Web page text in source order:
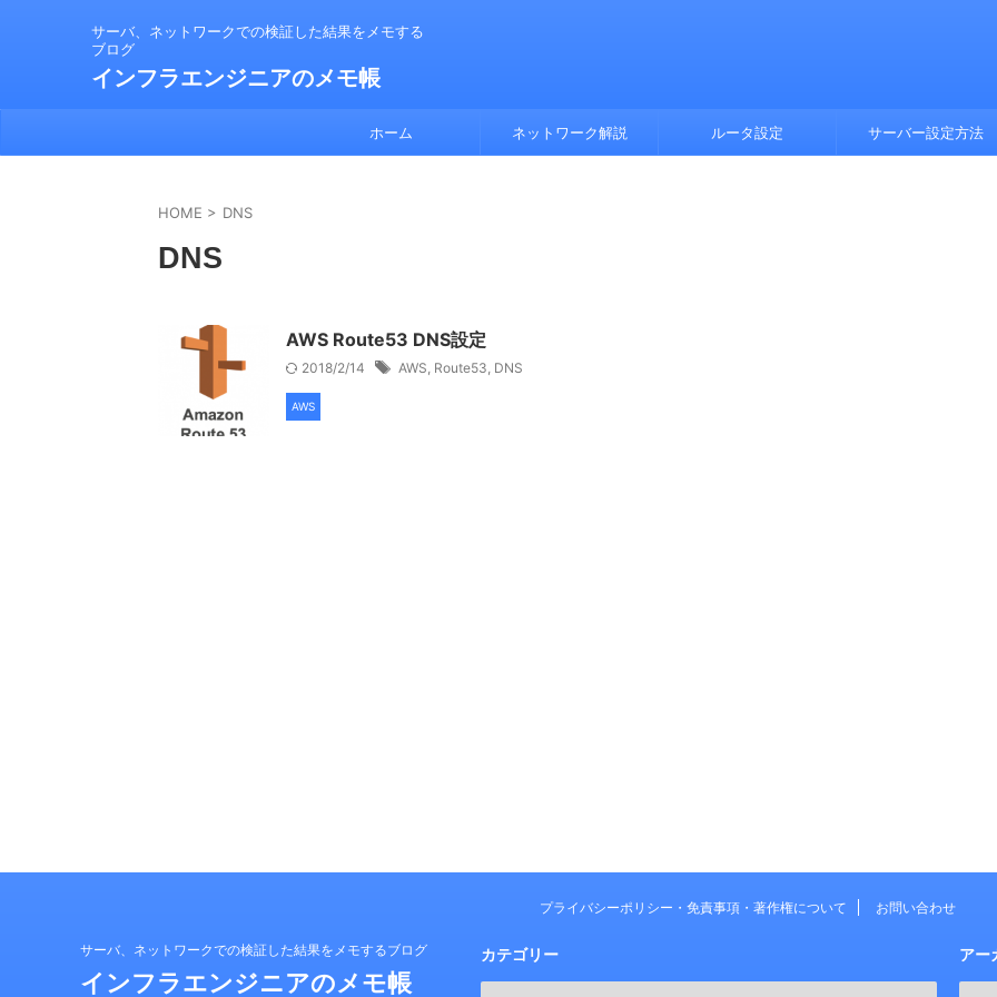
サーバ、ネットワークでの検証した結果をメモする
ブログ
インフラエンジニアのメモ帳
ホーム ネットワーク解説 ルータ設定 サーバー設定方法
HOME > DNS
DNS
AWS Route53 DNS設定
2018/2/14 AWS, Route53, DNS
AWS
プライバシーポリシー・免責事項・著作権について お問い合わせ
カテゴリー アー
サーバ、ネットワークでの検証した結果をメモするブログ
インフラエンジニアのメモ帳